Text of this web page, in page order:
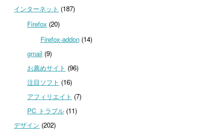
インターネット (187)
Firefox (20)
Firefox-addon(14)
gmail (9)
お薦めサイト (96)
注目ソフト (16)
アフィリエイト (7)
PC トラブル(11)
デザイン (202)